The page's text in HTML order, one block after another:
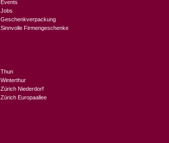
Events
Jobs
Geschenkverpackung
Sinnvolle Firmengeschenke
Thun
Winterthur
Zürich Niederdorf
Zürich Europaallee